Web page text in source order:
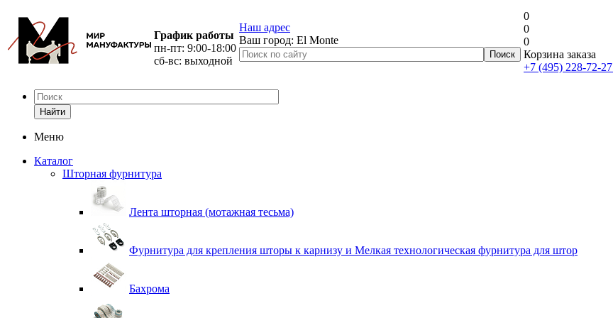
График работы
пн-пт: 9:00-18:00
сб-вс: выходной
Наш адрес
Ваш город: El Monte
0
0
0
Корзина заказа
+7 (495) 228-72-27
Найти
Меню
Каталог
Шторная фурнитура
Лента шторная (мотажная тесьма)
Фурнитура для крепления шторы к карнизу и Мелкая технологическая фурнитура для штор
Бахрома